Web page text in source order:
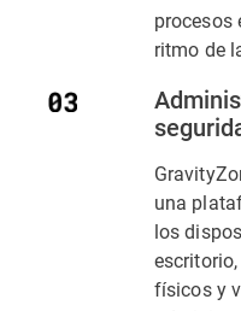
procesos
ritmo de
una
los
físicos y